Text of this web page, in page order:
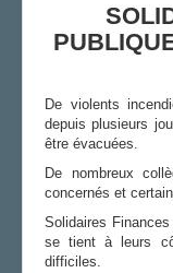
De violents
depuis plusieurs
être évacuées.
De nombreux
concernés et
Solidaires
se tient à leurs
difficiles.